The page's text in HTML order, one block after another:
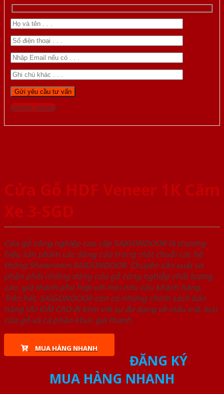
Gọi 0976.169.864
Cửa Gỗ HDF Veneer 1K Căm
Xe 3-SGD
Cửa gỗ công nghiệp cao cấp SAIGONDOOR là thương
hiệu sản phẩm các dòng cửa trong một chuỗi các hệ
thống Showroom SAIGONDOOR. Chuyên sản xuất và
phân phối những dòng cửa gỗ công nghiệp chất lượng
cao, giá thành phù hợp với mọi nhu cầu khách hàng.
Trên hết, SAIGONDOOR còn có những chính sách bán
hàng ƯU ĐÃI CAO đi kèm với sự đa dạng về mẫu mã, loại
cửa gỗ và cả phân khúc giá thành.
MUA HÀNG NHANH
ĐĂNG KÝ
MUA HÀNG NHANH